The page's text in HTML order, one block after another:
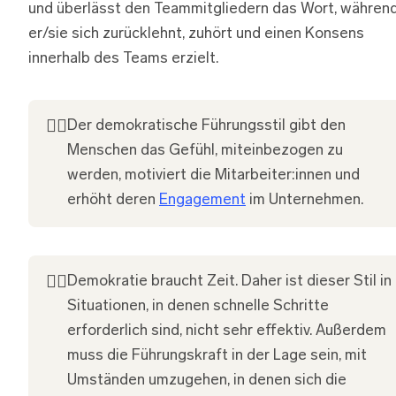
und überlässt den Teammitgliedern das Wort,
er/sie sich zurücklehnt, zuhört und einen Konsens
innerhalb des Teams erzielt.
👍🏽 Der demokratische Führungsstil gibt den
Menschen das Gefühl, miteinbezogen zu
werden, motiviert die Mitarbeiter:innen und
erhöht deren Engagement im Unternehmen.
👎🏽 Demokratie braucht Zeit. Daher ist dieser Stil in
Situationen, in denen schnelle Schritte
erforderlich sind, nicht sehr effektiv. Außerdem
muss die Führungskraft in der Lage sein, mit
Umständen umzugehen, in denen sich die